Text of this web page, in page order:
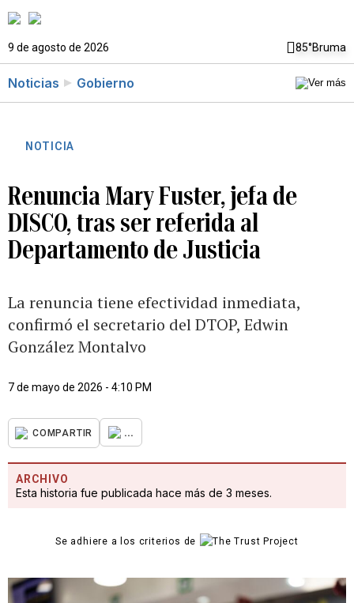
9 de agosto de 2026 85°Bruma
Noticias Gobierno
NOTICIA
Renuncia Mary Fuster, jefa de
DISCO, tras ser referida al
Departamento de Justicia
La renuncia tiene efectividad inmediata,
confirmó el secretario del DTOP, Edwin
González Montalvo
7 de mayo de 2026 - 4:10 PM
COMPARTIR ...
ARCHIVO
Esta historia fue publicada hace más de 3 meses.
Se adhiere a los criterios de